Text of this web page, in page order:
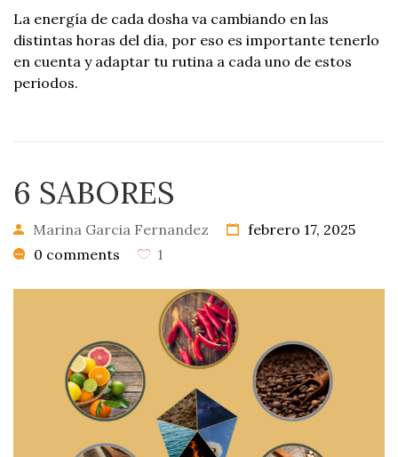
La energía de cada dosha va cambiando en las
distintas horas del día, por eso es importante tenerlo
en cuenta y adaptar tu rutina a cada uno de estos
periodos.
6 SABORES
Marina Garcia Fernandez
febrero 17, 2025
0 comments
1